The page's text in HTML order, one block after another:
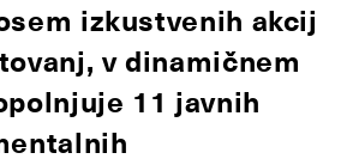
izkustvenih akcij
v dinamičnem
11 javnih